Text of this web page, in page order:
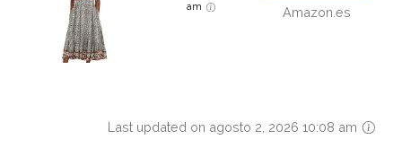
am
Amazon.es
Last updated on agosto 2, 2026 10:08 am